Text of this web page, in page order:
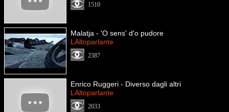
1510
Malatja - 'O sens' d'o pudore
LAltoparlante
2387
Enrico Ruggeri - Diverso dagli altri
LAltoparlante
2033